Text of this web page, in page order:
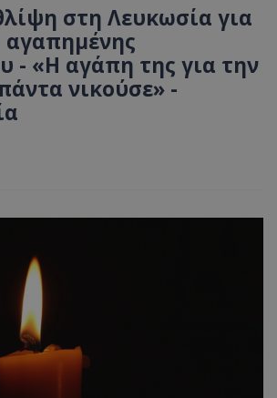
στη Λευκωσία για
αγαπημένης
- «Η αγάπη της για την
νικούσε» -